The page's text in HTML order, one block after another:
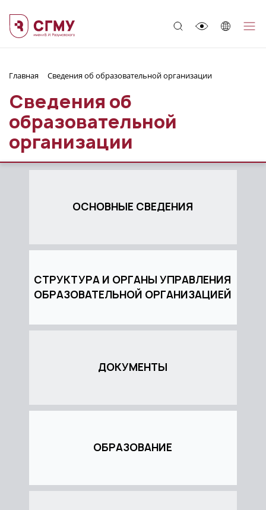
Главная Сведения об образовательной организации
Сведения об
образовательной
организации
ОСНОВНЫЕ СВЕДЕНИЯ
СТРУКТУРА И ОРГАНЫ УПРАВЛЕНИЯ
ОБРАЗОВАТЕЛЬНОЙ ОРГАНИЗАЦИЕЙ
ДОКУМЕНТЫ
ОБРАЗОВАНИЕ